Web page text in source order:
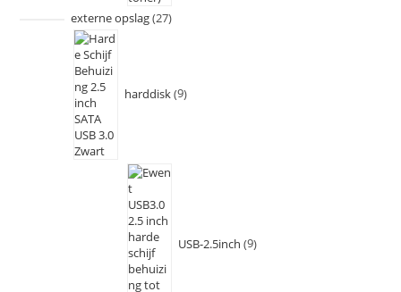
externe opslag 27
harddisk 9
USB-2.5inch 9